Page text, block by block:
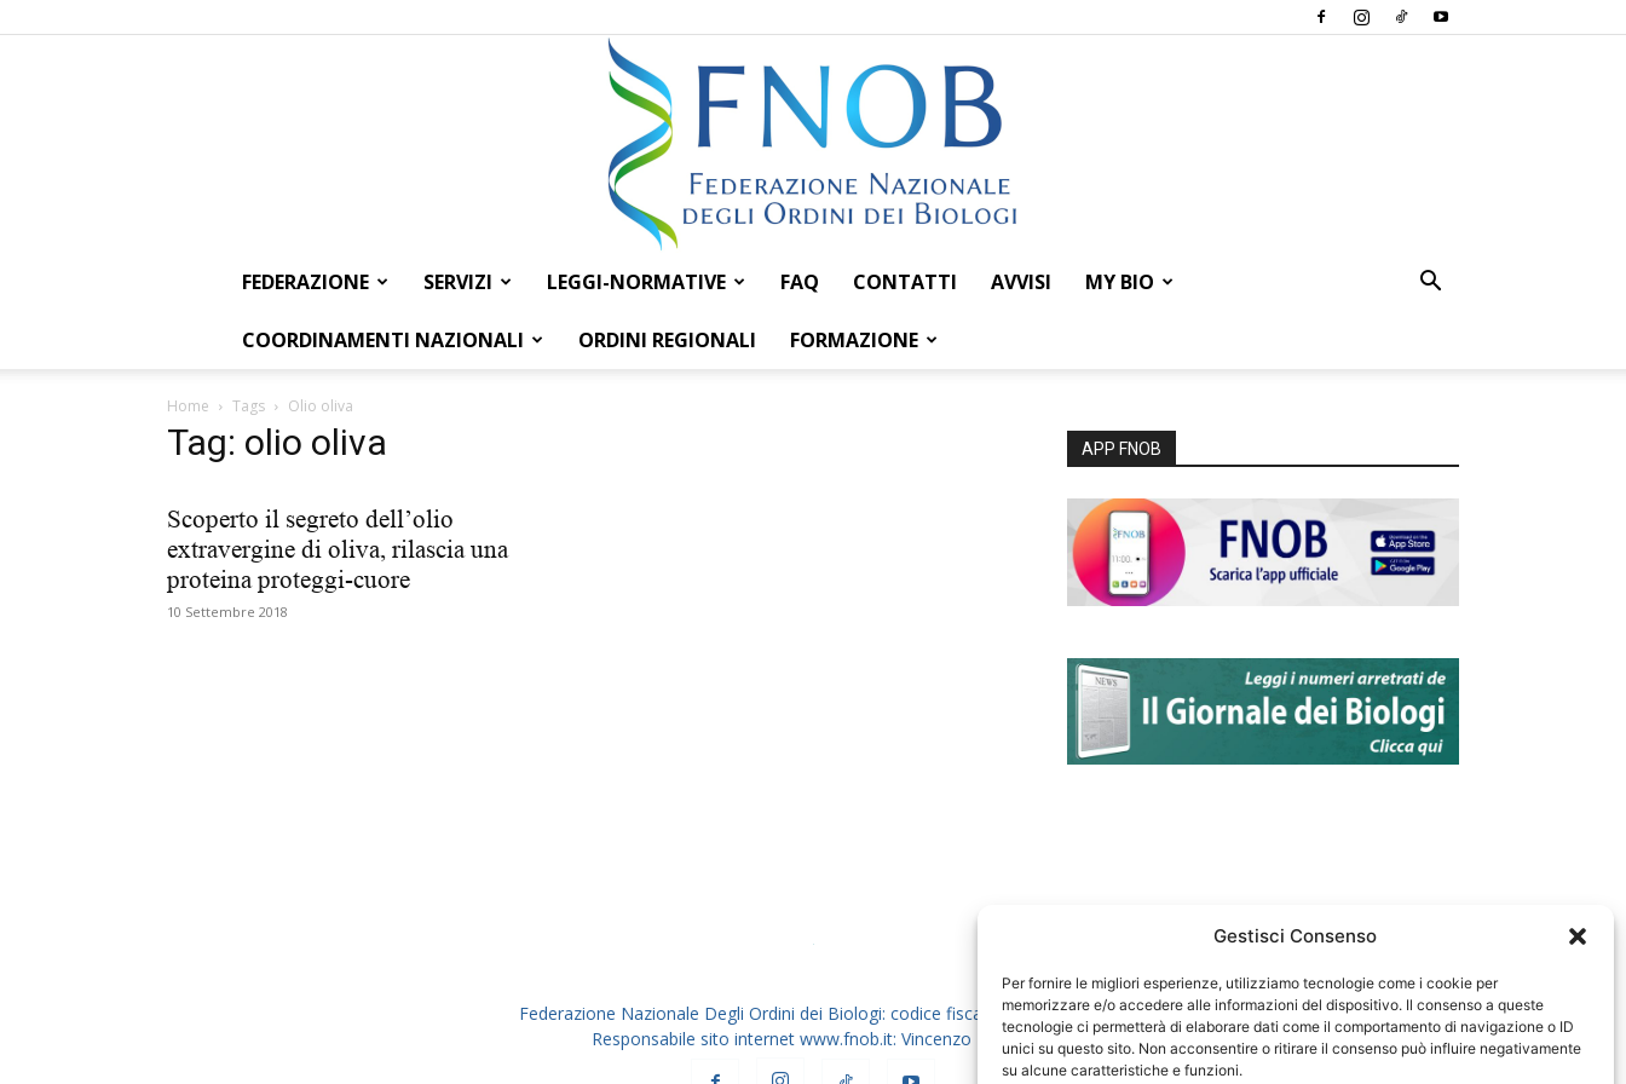
Gestisci Consenso
Per fornire le migliori esperienze, utilizziamo tecnologie come i cookie per
memorizzare e/o accedere alle informazioni del dispositivo. Il consenso a queste
tecnologie ci permetterà di elaborare dati come il comportamento di navigazione o ID
unici su questo sito. Non acconsentire o ritirare il consenso può influire negativamente
su alcune caratteristiche e funzioni.
Federazione
FEDERAZIONE SERVIZI LEGGI-NORMATIVE FAQ CONTATTI AVVISI MY BIO
COORDINAMENTI NAZIONALI ORDINI REGIONALI FORMAZIONE
Home Tags Olio oliva
Tag: olio oliva
Scoperto il segreto dell’olio
extravergine di oliva, rilascia una
proteina proteggi-cuore
10 Settembre 2018
APP FNOB
Federazione Nazionale Degli Ordini dei Biologi: codice fiscale 80069130583
Responsabile sito internet www.fnob.it: Vincenzo D'Anna